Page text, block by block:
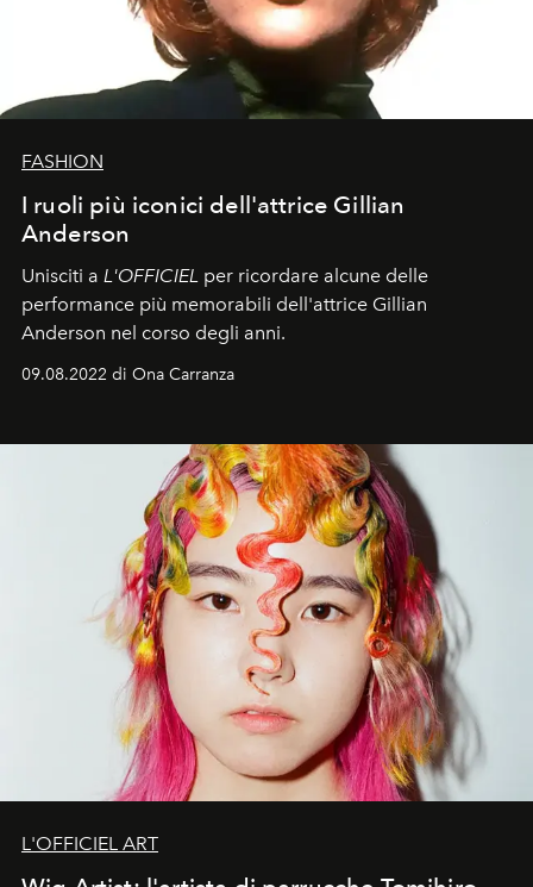
FASHION
I ruoli più iconici dell'attrice Gillian
Anderson
Unisciti a L'OFFICIEL per ricordare alcune delle
performance più memorabili dell'attrice Gillian
Anderson nel corso degli anni.
09.08.2022 di Ona Carranza
L'OFFICIEL ART